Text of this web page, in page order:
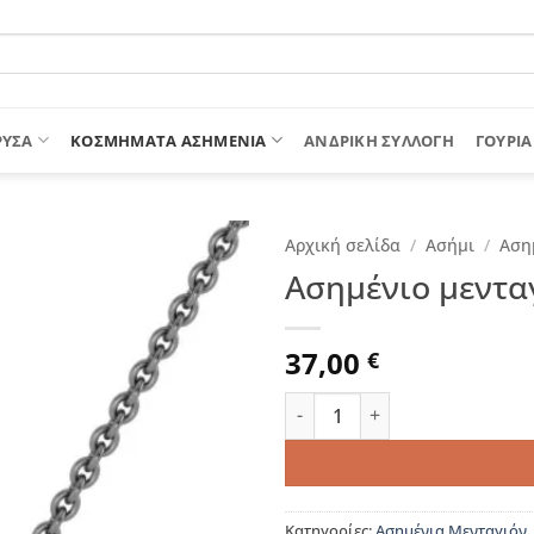
ΚΟΣΜΗΜΑΤΑ ΑΣΗΜΕΝΙΑ ΑΝΔΡΙΚΉ ΣΥΛΛΟΓΉ ΓΟΎΡΙΑ
Αρχική σελίδα / Ασήμι /
Ασημένιο
37,00 €
Ασημένιο μενταγιόν μάτι